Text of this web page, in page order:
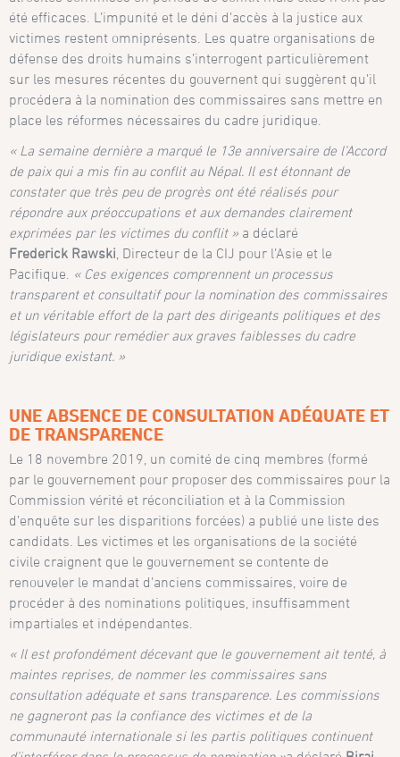
été efficaces. L’impunité et le déni d’accès à la justice aux
victimes restent omniprésents. Les quatre organisations de
défense des droits humains s’interrogent particulièrement
sur les mesures récentes du gouvernent qui suggèrent qu’il
procédera à la nomination des commissaires sans mettre en
place les réformes nécessaires du cadre juridique.
« La semaine dernière a marqué le 13e anniversaire de l’Accord
de paix qui a mis fin au conflit au Népal. Il est étonnant de
constater que très peu de progrès ont été réalisés pour
répondre aux préoccupations et aux demandes clairement
exprimées par les victimes du conflit » a déclaré
Frederick Rawski , Directeur de la CIJ pour l’Asie et le
Pacifique. « Ces exigences comprennent un processus
transparent et consultatif pour la nomination des commissaires
et un véritable effort de la part des dirigeants politiques et des
législateurs pour remédier aux graves faiblesses du cadre
juridique existant. »
UNE ABSENCE DE CONSULTATION ADÉQUATE ET
DE TRANSPARENCE
Le 18 novembre 2019, un comité de cinq membres (formé
par le gouvernement pour proposer des commissaires pour la
Commission vérité et réconciliation et à la Commission
d’enquête sur les disparitions forcées) a publié une liste des
candidats. Les victimes et les organisations de la société
civile craignent que le gouvernement se contente de
renouveler le mandat d’anciens commissaires, voire de
procéder à des nominations politiques, insuffisamment
impartiales et indépendantes.
« Il est profondément décevant que le gouvernement ait tenté, à
maintes reprises, de nommer les commissaires sans
consultation adéquate et sans transparence. Les commissions
ne gagneront pas la confiance des victimes et de la
communauté internationale si les partis politiques continuent